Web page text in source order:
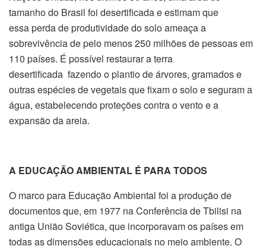
tamanho do Brasil foi desertificada e estimam que
essa perda de produtividade do solo ameaça a
sobrevivência de pelo menos 250 milhões de pessoas em
110 países. É possível restaurar a terra
desertificada fazendo o plantio de árvores, gramados e
outras espécies de vegetais que fixam o solo e seguram a
água, estabelecendo proteções contra o vento e a
expansão da areia.
A EDUCAÇÃO AMBIENTAL É PARA TODOS
O marco para Educação Ambiental foi a produção de
documentos que, em 1977 na Conferência de Tbilisi na
antiga União Soviética, que incorporavam os países em
todas as dimensões educacionais no meio ambiente. O